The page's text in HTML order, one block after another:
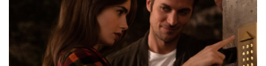
任副總統時期，與烏克蘭和中國企業往來密切，讓選戰
再添變數而變得更加迫切，其中特別引人矚目的，莫過
於呼籲美國選民出門投票，甚至連不是來自美國的Louis
Vuitton，也在2021春夏系列大秀上，以一襲印著Vote